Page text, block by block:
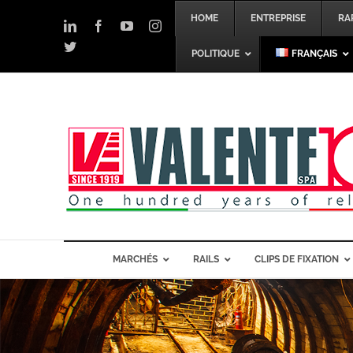
LinkedInFacebookYouTubeInstagram
Twitter
HOME ENTREPRISE
POLITIQUE FRANÇAIS
MARCHÉS RAILS CLIPS DE FIXATION